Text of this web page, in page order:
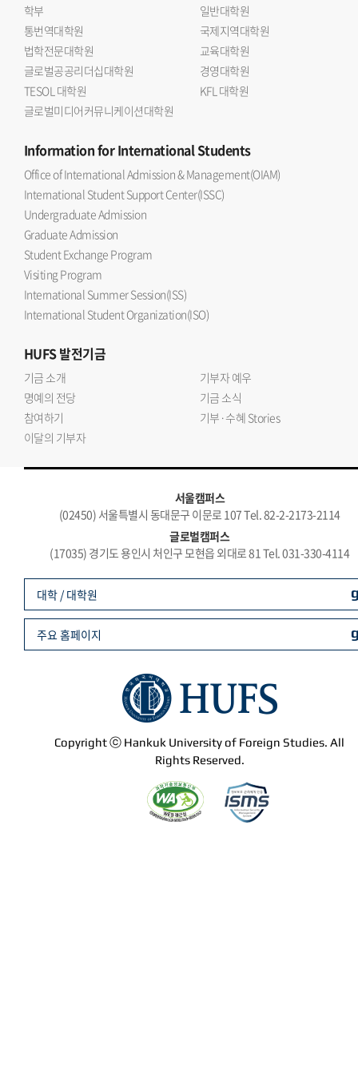
학부
일반대학원
통번역대학원
국제지역대학원
법학전문대학원
교육대학원
글로벌공공리더십대학원
경영대학원
TESOL 대학원
KFL 대학원
글로벌미디어커뮤니케이션대학원
Informationfor International Students
Office of International Admission & Management(OIAM)
International Student Support Center(ISSC)
Undergraduate Admission
Graduate Admission
Student Exchange Program
Visiting Program
International Summer Session(ISS)
International Student Organization(ISO)
HUFS발전기금
기금 소개
기부자 예우
명예의 전당
기금 소식
참여하기
기부·수혜 Stories
이달의 기부자
서울캠퍼스
(02450) 서울특별시 동대문구 이문로 107 Tel. 82-2-2173-2114
글로벌캠퍼스
(17035) 경기도 용인시 처인구 모현읍 외대로 81 Tel. 031-330-4114
Copyright ⓒ Hankuk University of Foreign Studies. All
Rights Reserved.
대학 / 대학원
주요 홈페이지